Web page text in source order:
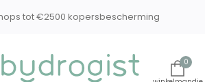
in baby en kindverzorging
0